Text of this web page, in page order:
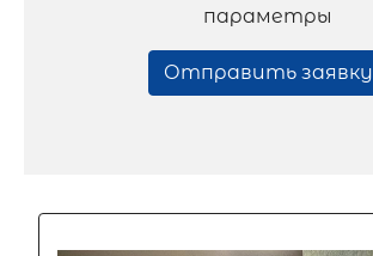
параметры
Отправить заявку